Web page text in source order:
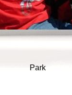
Navigation
überspringen
Park